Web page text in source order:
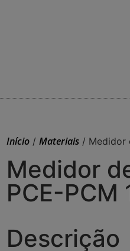
Início / Materiais / Medidor
Medidor
PCE-PCM
Descrição